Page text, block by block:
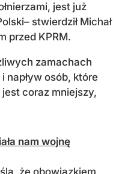
jest już
stwierdził Michał
przed KPRM.
zamachach
napływ osób, które
coraz mniejszy,
nam wojnę